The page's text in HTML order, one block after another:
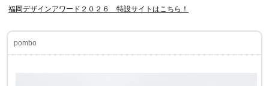
福岡デザインアワード２０２６ 特設サイトはこちら！
pombo